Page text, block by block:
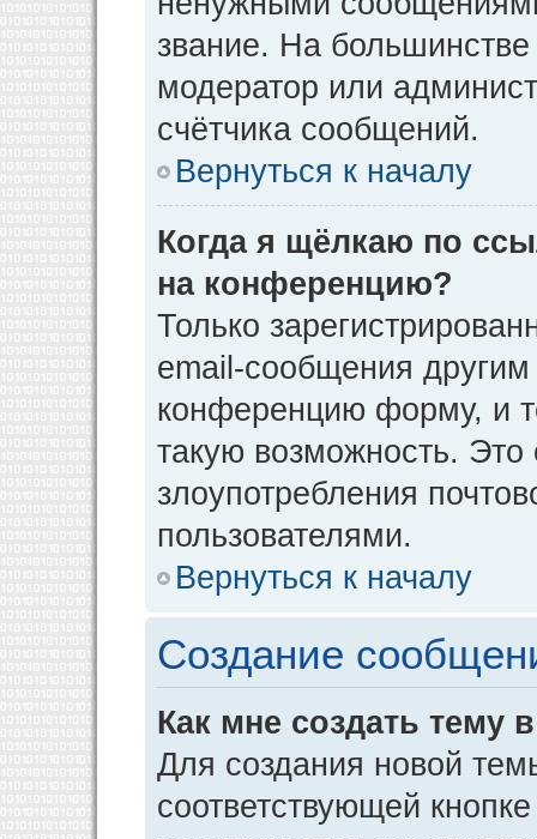
звание. На
модератор или
счётчика сообщений.
Вернуться к началу
Когда я щёлкаю по
на конференцию?
Только
email-сообщения
конференцию форму, и
такую возможность. Это
злоупотребления
пользователями.
Вернуться к началу
Создание
Как мне создать тему
Для создания новой
соответствующей